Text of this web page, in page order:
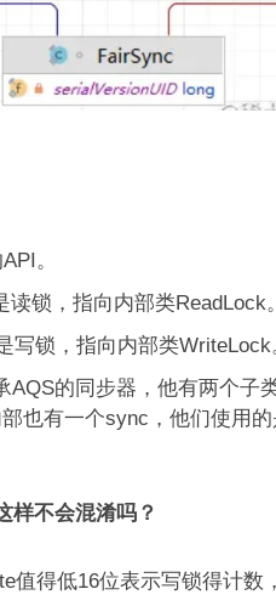
。
锁，指向内部类ReadLock。
锁，指向内部类WriteLock
AQS的同步器，他有两个子
也有一个sync，他们使用的
样不会混淆吗？
值得低16位表示写锁得计数